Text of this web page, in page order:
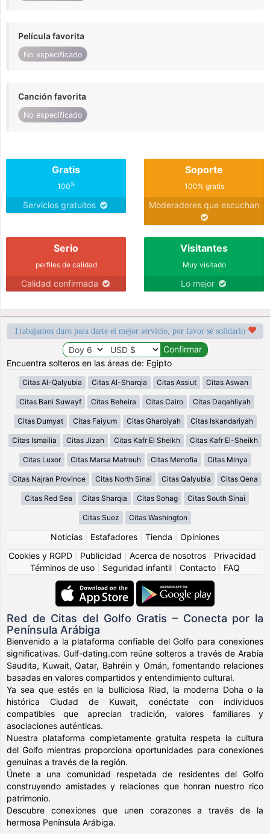
Película favorita
No especificado
Canción favorita
No especificado
Gratis
100%
Servicios gratuitos
Soporte
100% gratis
Moderadores que escuchan
Serio
perfiles de calidad
Calidad confirmada
Visitantes
Muy visitado
Lo mejor
Trabajamos duro para darte el mejor servicio, por favor sé solidario
Encuentra solteros en las áreas de: Egipto
Citas Al-Qalyubia Citas Al-Sharqia Citas Assiut Citas Aswan
Citas Bani Suwayf Citas Beheira Citas Cairo Citas Daqahliyah
Citas Dumyat Citas Faiyum Citas Gharbiyah Citas Iskandariyah
Citas Ismailia Citas Jizah Citas Kafr El Sheikh Citas Kafr El-Sheikh
Citas Luxor Citas Marsa Matrouh Citas Menofia Citas Minya
Citas Najran Province Citas North Sinai Citas Qalyubia Citas Qena
Citas Red Sea Citas Sharqia Citas Sohag Citas South Sinai
Citas Suez Citas Washington
Noticias Estafadores Tienda
Opiniones
Cookies y RGPD
Publicidad Acerca de nosotros Privacidad
Términos de uso
Seguridad infantil Contacto FAQ
Red de Citas del Golfo Gratis – Conecta por la
Península Arábiga
Bienvenido a la plataforma confiable del Golfo para conexiones
significativas. Gulf-dating.com reúne solteros a través de Arabia
Saudita, Kuwait, Qatar, Bahréin y Omán, fomentando relaciones
basadas en valores compartidos y entendimiento cultural.
Ya sea que estés en la bulliciosa Riad, la moderna Doha o la
histórica Ciudad de Kuwait, conéctate con individuos
compatibles que aprecian tradición, valores familiares y
asociaciones auténticas.
Nuestra plataforma completamente gratuita respeta la cultura
del Golfo mientras proporciona oportunidades para conexiones
genuinas a través de la región.
Únete a una comunidad respetada de residentes del Golfo
construyendo amistades y relaciones que honran nuestro rico
patrimonio.
Descubre conexiones que unen corazones a través de la
hermosa Península Arábiga.